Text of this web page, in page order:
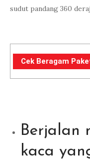
sudut pandang 360
Cek Beragam
Berjalan
kaca